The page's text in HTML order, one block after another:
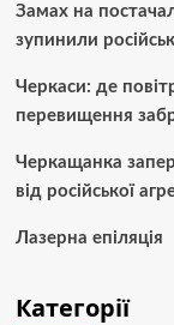
Замах на
зупинили
Черкаси: де
перевищення
Черкащанка
від російської
Лазерна епіляція
Категорії